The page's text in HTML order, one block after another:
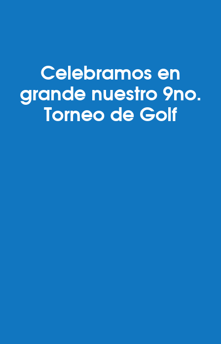
Celebramos en
grande nuestro 9no.
Torneo de Golf